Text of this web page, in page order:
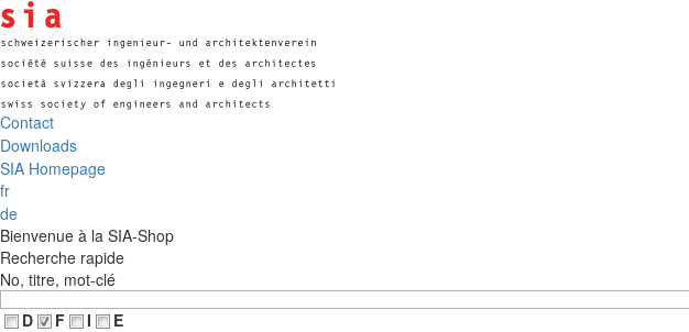
Contact
Downloads
SIA Homepage
fr
de
Bienvenue à la SIA-Shop
Recherche rapide
No, titre, mot-clé
D
F I
E